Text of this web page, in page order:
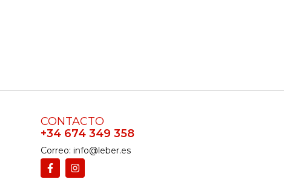
CONTACTO
+34 674 349 358
Correo: info@leber.es